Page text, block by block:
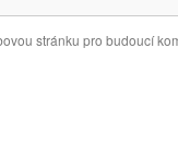
stránku pro budoucí